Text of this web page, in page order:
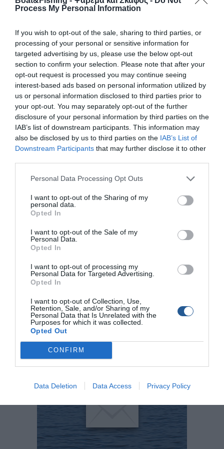
Process My Personal Information
If you wish to opt-out of the sale, sharing to third parties, or
processing of your personal or sensitive information for
targeted advertising by us, please use the below opt-out
section to confirm your selection. Please note that after your
opt-out request is processed you may continue seeing
interest-based ads based on personal information utilized by
us or personal information disclosed to third parties prior to
your opt-out. You may separately opt-out of the further
disclosure of your personal information by third parties on the
IAB’s list of downstream participants. This information may
also be disclosed by us to third parties on the IAB’s List of
Downstream Participants that may further disclose it to other
Personal Data Processing Opt Outs
I want to opt-out of the Sharing of my
personal data.
Opted In
I want to opt-out of the Sale of my
Personal Data.
Opted In
I want to opt-out of processing my
Personal Data for Targeted Advertising.
Opted In
I want to opt-out of Collection, Use,
Retention, Sale, and/or Sharing of my
Personal Data that Is Unrelated with the
Purposes for which it was collected.
Opted Out
CONFIRM
Data Deletion Data Access Privacy Policy
24 Φεβρουαρίου, 2023
Αγία Μαρίνα Χαλκίδας: Πρόστιμα για
παράνομη αλιεία ολοθούριων
Αλιευτικός έλεγχος διενεργήθηκε, βραδινές ώρες χθες,
από στελέχη περιπολικού σκάφους της Λιμενικής Αρχής
Χαλκίδας στη θαλάσσια περιοχή Αγίας Μαρίνας Χαλκίδας,
όπου εντοπίστηκε 51χρονος ημεδαπός με σκάφος να
έχει αλιεύσει 206 άτομα του είδους “ολοθούριο”, το
οποίο είναι απαγορευμένο για την αλιεία χωρίς
Από την οικεία Λιμενική Αρχή κινήθηκε η διαδικασία
επιβολής των προβλεπόμενων διοικητικών κυρώσεων,
ενώ τα αλιεύματα επαναποντίστηκαν στη θάλασσα.
–
Ακολουθήστε το
σκάφος, το ψάρεμα και την κατάδυση από την Ελλάδα και
τον κόσμο
Tags
Αγία Μαρίνα Χαλκίδα
Παράνομη Αλιεία Ολοθουρίων